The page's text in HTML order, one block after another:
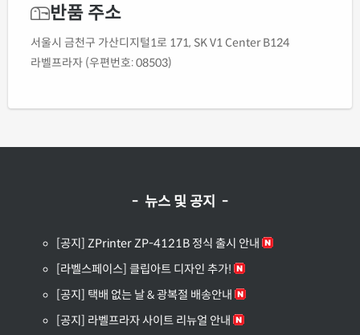
반품 주소
서울시 금천구 가산디지털1로 171, SK V1 Center B124
라벨프라자 (우편번호: 08503)
- 뉴스 및 공지 -
[공지] ZPrinter ZP-4121B 정식 출시 안내
[라벨스페이스] 클립아트 디자인 추가!
[공지] 택배 없는 날 & 광복절 배송안내
[공지] 라벨프라자 사이트 리뉴얼 안내